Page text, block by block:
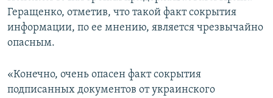
Геращенко, отметив, что такой факт сокрытия
информации, по ее мнению, является чрезвычайно
опасным.
«Конечно, очень опасен факт сокрытия
подписанных документов от украинского